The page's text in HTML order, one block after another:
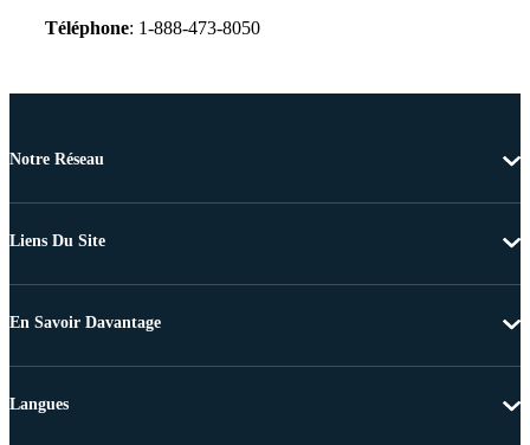
Téléphone: 1-888-473-8050
Notre Réseau
Liens Du Site
En Savoir Davantage
Langues